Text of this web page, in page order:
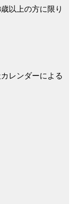
以上の方に限り
レンダーによる